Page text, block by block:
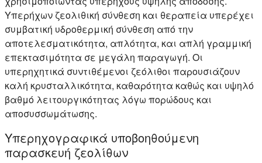
Υπερήχων ζεολιθική σύνθεση και θεραπεία υπερέχει
συμβατική υδροθερμική σύνθεση από την
αποτελεσματικότητα, απλότητα, και απλή γραμμική
επεκτασιμότητα σε μεγάλη παραγωγή. Οι
υπερηχητικά συντιθέμενοι ζεόλιθοι παρουσιάζουν
καλή κρυσταλλικότητα, καθαρότητα καθώς και υψηλό
βαθμό λειτουργικότητας λόγω πορώδους και
αποσυσσωμάτωσης.
Υπερηχογραφικά υποβοηθούμενη
παρασκευή ζεολίθων